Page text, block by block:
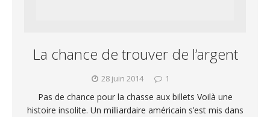
La chance de trouver de l’argent
28 juin 2014 1
Pas de chance pour la chasse aux billets Voilà une
histoire insolite. Un milliardaire américain s’est mis dans